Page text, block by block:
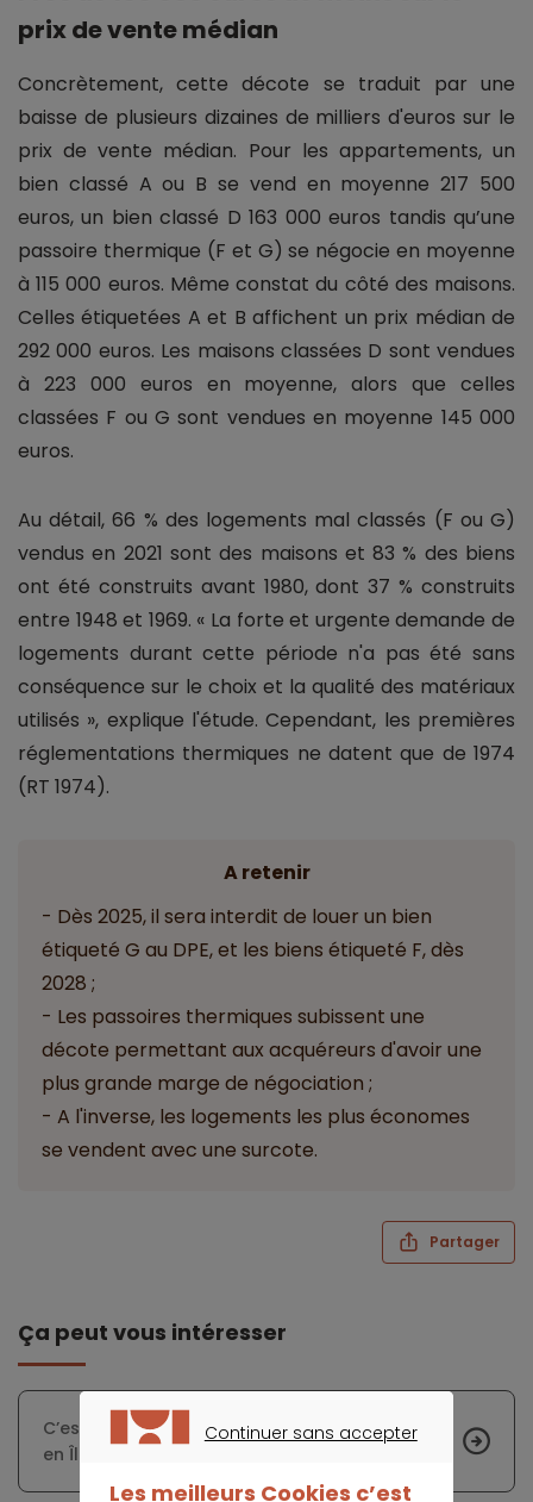
prix de vente médian
Concrètement, cette décote se traduit par une
baisse de plusieurs dizaines de milliers d'euros sur le
prix de vente médian. Pour les appartements, un
bien classé A ou B se vend en moyenne 217 500
euros, un bien classé D 163 000 euros tandis qu’une
passoire thermique (F et G) se négocie en moyenne
à 115 000 euros. Même constat du côté des maisons.
Celles étiquetées A et B affichent un prix médian de
292 000 euros. Les maisons classées D sont vendues
à 223 000 euros en moyenne, alors que celles
classées F ou G sont vendues en moyenne 145 000
euros.
Au détail, 66 % des logements mal classés (F ou G)
vendus en 2021 sont des maisons et 83 % des biens
ont été construits avant 1980, dont 37 % construits
entre 1948 et 1969. « La forte et urgente demande de
logements durant cette période n'a pas été sans
conséquence sur le choix et la qualité des matériaux
utilisés », explique l'étude. Cependant, les premières
réglementations thermiques ne datent que de 1974
(RT 1974).
A retenir
- Dès 2025, il sera interdit de louer un bien
étiqueté G au DPE, et les biens étiqueté F, dès
2028 ;
- Les passoires thermiques subissent une
décote permettant aux acquéreurs d'avoir une
plus grande marge de négociation ;
- A l'inverse, les logements les plus économes
se vendent avec une surcote.
Partager
Ça peut vous intéresser
C’est la fin de la hausse des prix de l’immobilier
en Île-de-France
Continuer sans accepter
Les meilleurs Cookies c’est